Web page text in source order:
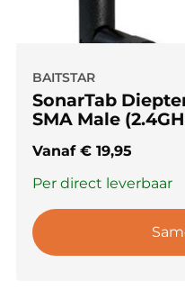
BAITSTAR
SonarTab
SMA Male
Vanaf € 19,95
Per direct leverbaar